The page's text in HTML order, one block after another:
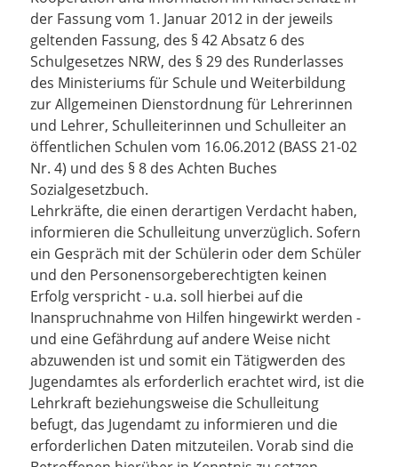
der Fassung vom 1. Januar 2012 in der jeweils
geltenden Fassung, des § 42 Absatz 6 des
Schulgesetzes NRW, des § 29 des Runderlasses
des Ministeriums für Schule und Weiterbildung
zur Allgemeinen Dienstordnung für Lehrerinnen
und Lehrer, Schulleiterinnen und Schulleiter an
öffentlichen Schulen vom 16.06.2012 (BASS 21-02
Nr. 4) und des § 8 des Achten Buches
Sozialgesetzbuch.
Lehrkräfte, die einen derartigen Verdacht haben,
informieren die Schulleitung unverzüglich. Sofern
ein Gespräch mit der Schülerin oder dem Schüler
und den Personensorgeberechtigten keinen
Erfolg verspricht - u.a. soll hierbei auf die
Inanspruchnahme von Hilfen hingewirkt werden -
und eine Gefährdung auf andere Weise nicht
abzuwenden ist und somit ein Tätigwerden des
Jugendamtes als erforderlich erachtet wird, ist die
Lehrkraft beziehungsweise die Schulleitung
befugt, das Jugendamt zu informieren und die
erforderlichen Daten mitzuteilen. Vorab sind die